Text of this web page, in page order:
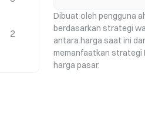
2
Dibuat oleh pengguna
berdasarkan strategi
antara harga saat ini
memanfaatkan strategi
harga pasar.